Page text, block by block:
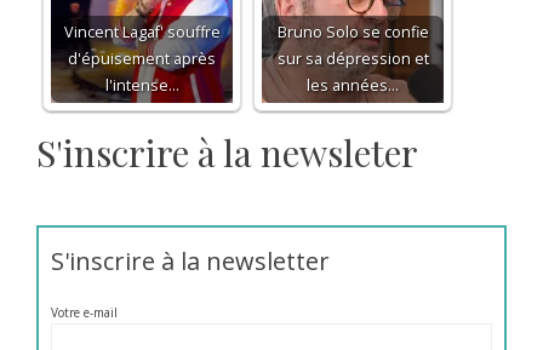
Vincent Lagaf' souffre
d'épuisement après
l'intense…
Bruno Solo se confie
sur sa dépression et
les années…
S'inscrire à la newsleter
S'inscrire à la newsletter
Votre e-mail